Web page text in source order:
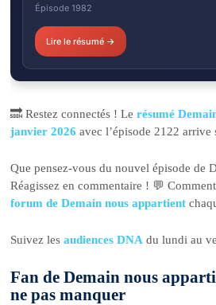
Épisode 1982
Lire le résumé →
🔜 Restez connectés ! Lerésumé
janvier 2026 avec l’épisode 2122 arrive
Que pensez-vous du nouvel épisode de
Réagissez en commentaire ! 💬
forum de Demain nous appartient
Suivez lesaudiences DNA du lundi au
Fan de Demain nous
ne pas manquer